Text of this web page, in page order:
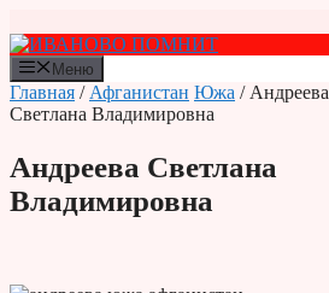
к
содержимому
Меню
Главная / Афганистан Южа / Андреева
Светлана Владимировна
Андреева Светлана
Владимировна